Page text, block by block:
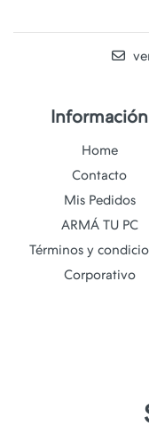
Información
Home
Contacto
Mis Pedidos
ARMÁ TU PC
Términos y
Corporativo